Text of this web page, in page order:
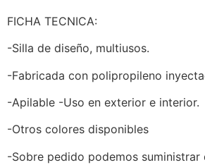
FICHA TECNICA:
-Silla de diseño, multiusos.
-Fabricada con polipropileno
-Apilable -Uso en exterior e interior.
-Otros colores disponibles
-Sobre pedido podemos suministrar